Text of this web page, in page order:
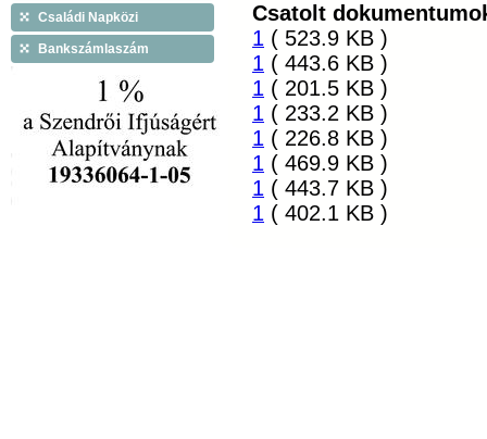
Családi Napközi
Bankszámlaszám
Csatolt
1 ( 523.9 KB )
1 ( 443.6 KB )
1 ( 201.5 KB )
1 ( 233.2 KB )
1 ( 226.8 KB )
1 ( 469.9 KB )
1 ( 443.7 KB )
1 ( 402.1 KB )